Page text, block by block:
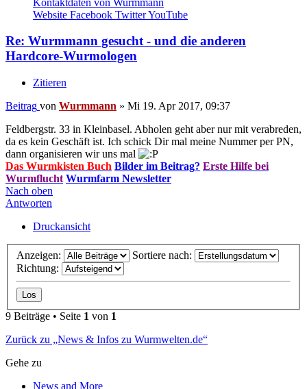
Website Facebook TwitterYouTube
Re: Wurmmann gesucht - und die anderen
Hardcore-Wurmologen
Zitieren
Beitrag von Wurmmann » Mi 19. Apr 2017, 09:37
Feldbergstr. 33 in Kleinbasel. Abholen geht aber nur mit verabreden,
da es kein Geschäft ist. Ich schick Dir mal meine Nummer per PN,
dann organisieren wir uns mal
Das Wurmkisten Buch Bilder im Beitrag? Erste Hilfe bei
Wurmflucht Wurmfarm Newsletter
Nach oben
Antworten
Druckansicht
Anzeigen:
Sortiere nach:
Richtung:
9 Beiträge • Seite 1 von 1
Zurück zu „News & Infos zu Wurmwelten.de“
Gehe zu
News and More